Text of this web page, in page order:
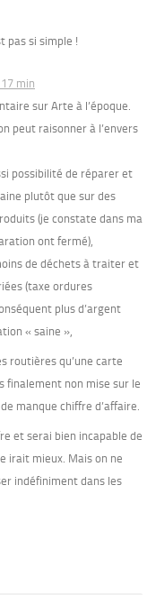
pas si simple !
min
sur Arte à l’époque.
peut raisonner à l’envers
possibilité de réparer et
plutôt que sur des
(je constate dans ma
ont fermé),
de déchets à traiter et
(taxe ordures
plus d’argent
« saine »,
routières qu’une carte
finalement non mise sur le
manque chiffre d’affaire.
et serai bien incapable de
irait mieux. Mais on ne
indéfiniment dans les